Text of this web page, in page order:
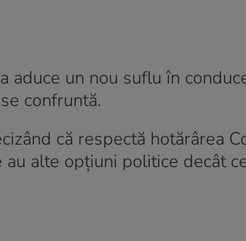
un nou suflu în
confruntă.
că respectă hotărârea
alte opțiuni politice decât